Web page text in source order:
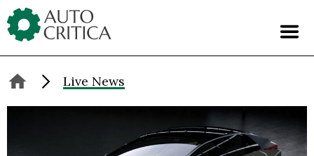
Skip
to
content
Live News